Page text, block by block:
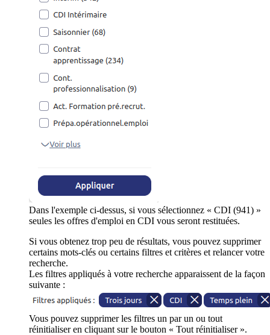
Dans l'exemple ci-dessus, si vous sélectionnez « CDI (941) »
seules les offres d'emploi en CDI vous seront restituées.
Si vous obtenez trop peu de résultats, vous pouvez supprimer
certains mots-clés ou certains filtres et critères et relancer votre
recherche.
Les filtres appliqués à votre recherche apparaissent de la façon
suivante :
Vous pouvez supprimer les filtres un par un ou tout
réinitialiser en cliquant sur le bouton « Tout réinitialiser ».